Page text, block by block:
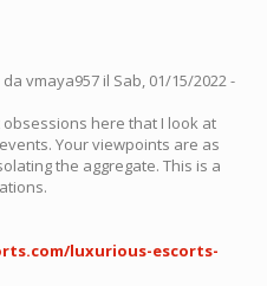
da vmaya957 il Sab, 01/15/2022 -
here that I look at
Your viewpoints are as
the aggregate. This is a
luxurious-escorts-